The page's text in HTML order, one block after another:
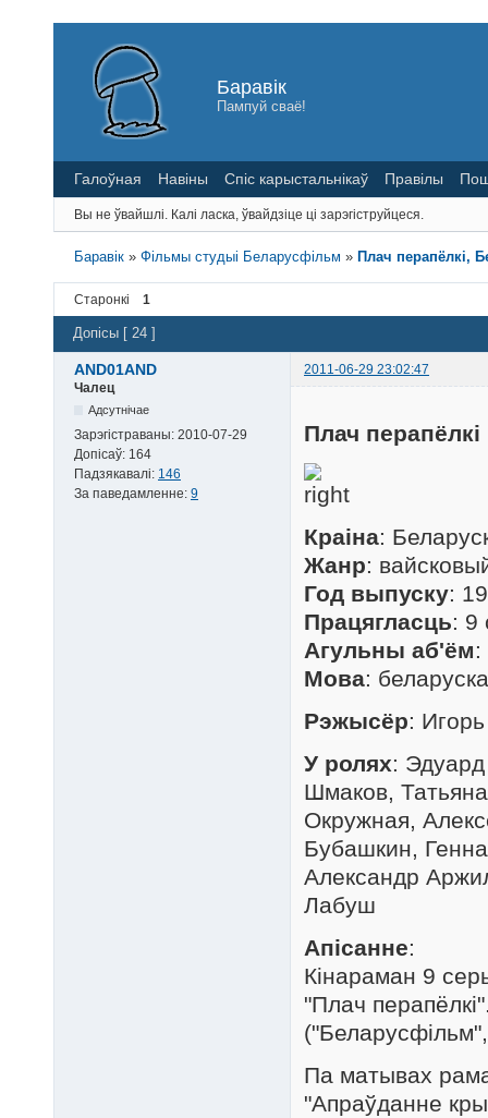
Баравік
Пампуй сваё!
Галоўная Навіны Спіс карыстальнікаў Правілы
Вы не ўвайшлі. Калі ласка, ўвайдзіце ці зарэгіструйцеся.
Баравік »Фільмы студыі Беларусфільм » Плач перапёлкі,
Старонкі 1
Допісы [ 24 ]
AND01AND
2011-06-29 23:02:47
Чалец
Адсутнічае
Зарэгістраваны: 2010-07-29
Допісаў: 164
Падзякавалі: 146
За паведамленне: 9
Плач перапёлкі
Краіна:
Жанр:
Год выпуску:
Працягласць: 9
Агульны аб'ём:
Мова:
Рэжысёр:
У ролях:
Шмаков,
Окружная,
Бубашкин,
Александр
Лабуш
Апісанне:
Кінараман 9
"Плач
Па матывах
"Апраўданне